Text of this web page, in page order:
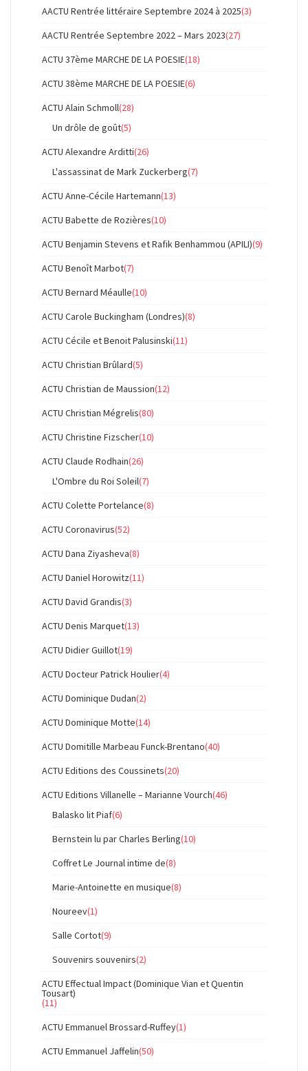
AACTU Rentrée littéraire Septembre 2024 à 2025(3)
AACTU Rentrée Septembre 2022 – Mars 2023(27)
ACTU 37ème MARCHE DE LA POESIE(18)
ACTU 38ème MARCHE DE LA POESIE(6)
ACTU Alain Schmoll(28)
Un drôle de goût(5)
ACTU Alexandre Arditti(26)
L'assassinat de Mark Zuckerberg(7)
ACTU Anne-Cécile Hartemann(13)
ACTU Babette de Rozières(10)
ACTU Benjamin Stevens et Rafik Benhammou (APILI)(9)
ACTU Benoît Marbot(7)
ACTU Bernard Méaulle(10)
ACTU Carole Buckingham (Londres)(8)
ACTU Cécile et Benoit Palusinski(11)
ACTU Christian Brûlard(5)
ACTU Christian de Maussion(12)
ACTU Christian Mégrelis(80)
ACTU Christine Fizscher(10)
ACTU Claude Rodhain(26)
L'Ombre du Roi Soleil(7)
ACTU Colette Portelance(8)
ACTU Coronavirus(52)
ACTU Dana Ziyasheva(8)
ACTU Daniel Horowitz(11)
ACTU David Grandis(3)
ACTU Denis Marquet(13)
ACTU Didier Guillot(19)
ACTU Docteur Patrick Houlier(4)
ACTU Dominique Dudan(2)
ACTU Dominique Motte(14)
ACTU Domitille Marbeau Funck-Brentano(40)
ACTU Editions des Coussinets(20)
ACTU Editions Villanelle – Marianne Vourch(46)
Balasko lit Piaf(6)
Bernstein lu par Charles Berling(10)
Coffret Le Journal intime de(8)
Marie-Antoinette en musique(8)
Noureev(1)
Salle Cortot(9)
Souvenirs souvenirs(2)
ACTU Effectual Impact (Dominique Vian et Quentin
Tousart)
(11)
ACTU Emmanuel Brossard-Ruffey(1)
ACTU Emmanuel Jaffelin(50)